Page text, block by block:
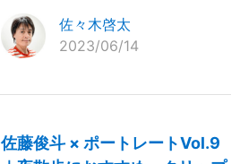
佐々木啓太
2023/06/14
佐藤俊斗 × ポートレートVol.9